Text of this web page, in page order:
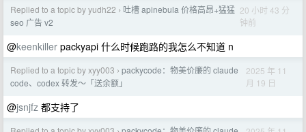
Replied to a topic by yudh22 › 吐槽 apinebula 价格高昂+猛猛
seo 广告 v2
20 小时 43 分
钟前
@keenkiller packyapi 什么时候跑路的我怎么不知道 n
Replied to a topic by xyy003 › packycode：物美价廉的 claude
code、codex 转发～「送余额」
2025 年 11
月 19 日
@jsnjfz 都支持了